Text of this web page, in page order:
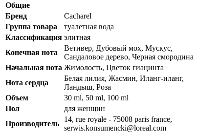
Общие
Бренд
Cacharel
Группа товара
туалетная вода
Классификация элитная
Конечная нота
Ветивер, Дубовый мох, Мускус,
Сандаловое дерево, Черная смородина
Начальная нота Жимолость, Цветок гиацинта
Нота сердца
Белая лилия, Жасмин, Иланг-иланг,
Ландыш, Роза
Объем
30 ml, 50 ml, 100 ml
Пол
для женщин
Производитель
14, rue royale - 75008 paris france,
serwis.konsumencki@loreal.com